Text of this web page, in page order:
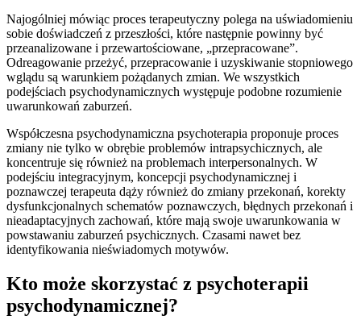
Najogólniej mówiąc proces terapeutyczny polega na uświadomieniu
sobie doświadczeń z przeszłości, które następnie powinny być
przeanalizowane i przewartościowane, „przepracowane”.
Odreagowanie przeżyć, przepracowanie i uzyskiwanie stopniowego
wglądu są warunkiem pożądanych zmian. We wszystkich
podejściach psychodynamicznych występuje podobne rozumienie
uwarunkowań zaburzeń.
Współczesna psychodynamiczna psychoterapia proponuje proces
zmiany nie tylko w obrębie problemów intrapsychicznych, ale
koncentruje się również na problemach interpersonalnych. W
podejściu integracyjnym, koncepcji psychodynamicznej i
poznawczej terapeuta dąży również do zmiany przekonań, korekty
dysfunkcjonalnych schematów poznawczych, błędnych przekonań i
nieadaptacyjnych zachowań, które mają swoje uwarunkowania w
powstawaniu zaburzeń psychicznych. Czasami nawet bez
identyfikowania nieświadomych motywów.
Kto może skorzystać z psychoterapii
psychodynamicznej?